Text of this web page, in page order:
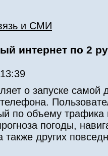
и СМИ
интернет по 2
о запуске самой
по объему
погоды,
также других